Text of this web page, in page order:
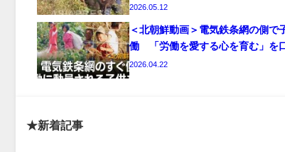
2026.05.12
＜北朝鮮動画＞電気鉄条網の側で
働 「労働を愛する心を育む」を
2026.04.22
★新着記事